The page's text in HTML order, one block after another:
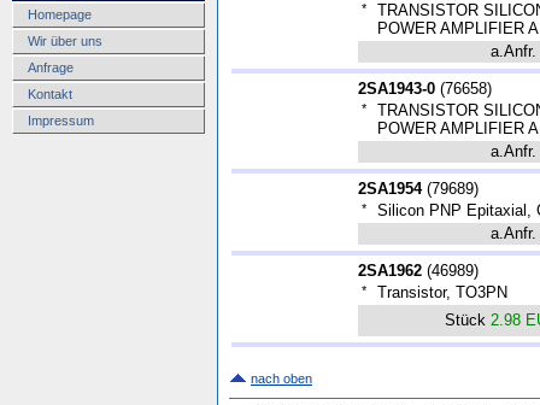
Homepage
Wir über uns
Anfrage
Kontakt
Impressum
*
TRANSISTOR
POWER AMPLIFIER
a.Anfr.
2SA1943-0 (76658)
*
TRANSISTOR
POWER AMPLIFIER
a.Anfr.
2SA1954(79689)
*
Silicon PNP Epitaxial,
a.Anfr.
2SA1962 (46989)
*
Transistor, TO3PN
Stück 2.98
nach oben